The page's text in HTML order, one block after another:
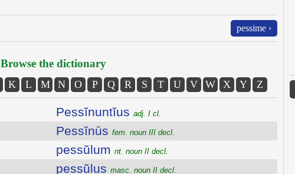
pessime ›
Browse the dictionary
K L M N O P Q R S T U V W X Y Z
Pessĭnuntĭus adj. I cl.
Pessĭnūs fem. noun III decl.
pessŭlum nt. noun II decl.
pessŭlus masc. noun II decl.